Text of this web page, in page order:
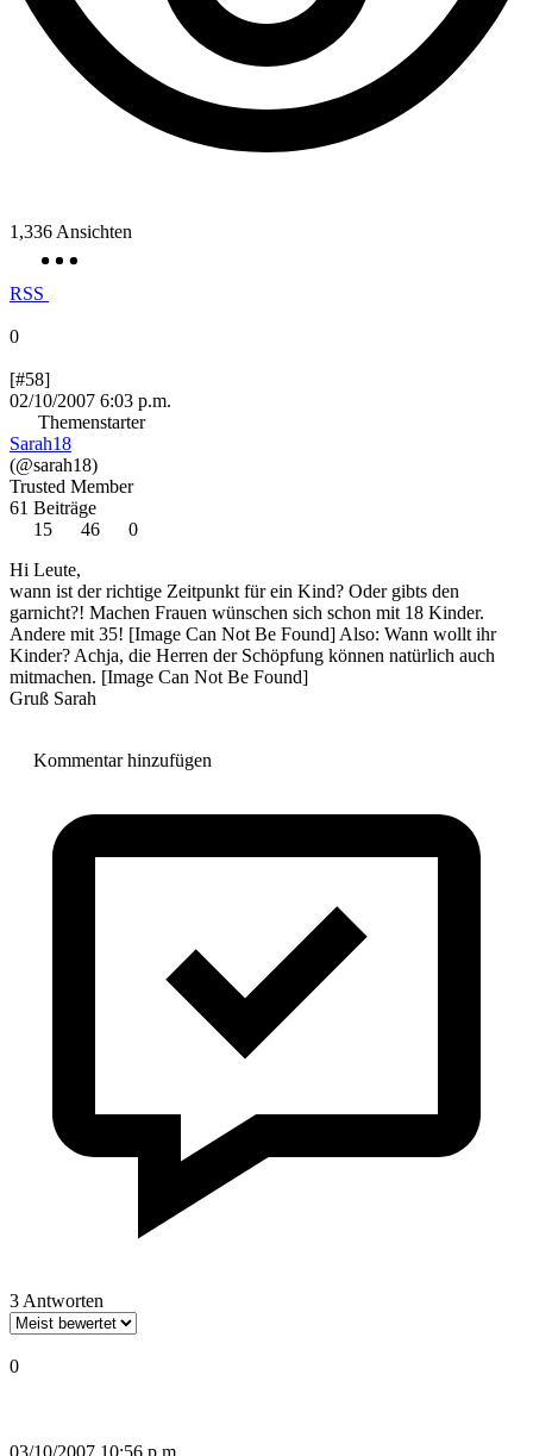
1,336 Ansichten
RSS
0
[#58]
02/10/2007 6:03 p.m.
Themenstarter
Sarah18
(@sarah18)
Trusted Member
61 Beiträge
15
46
0
Hi Leute,
wann ist der richtige Zeitpunkt für ein Kind? Oder gibts den
garnicht?! Machen Frauen wünschen sich schon mit 18 Kinder.
Andere mit 35! [Image Can Not Be Found] Also: Wann wollt ihr
Kinder? Achja, die Herren der Schöpfung können natürlich auch
mitmachen. [Image Can Not Be Found]
Gruß Sarah
Kommentar hinzufügen
3 Antworten
0